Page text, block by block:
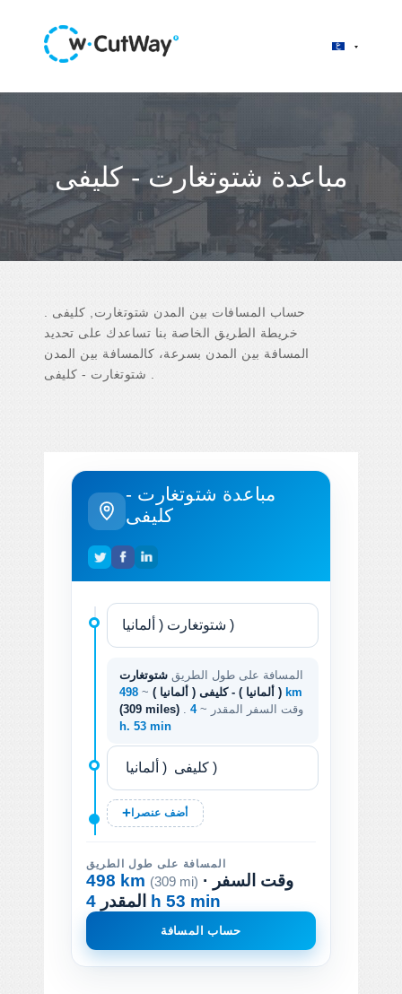
مباعدة شتوتغارت - كليفى
حساب المسافات بين المدن شتوتغارت, كليفى .
خريطة الطريق الخاصة بنا تساعدك على تحديد
المسافة بين المدن بسرعة، كالمسافة بين المدن
مباعدة شتوتغارت -
كليفى
المسافة على طول الطريق شتوتغارت
( ألمانيا ) - كليفى ( ألمانيا ) ~
498 km
(309 miles)
. وقت السفر المقدر ~4
h. 53 min
أضف عنصرا
المسافة على طول الطريق
498 km (309 mi) · وقت السفر
المقدر 4 h 53 min
حساب المسافة